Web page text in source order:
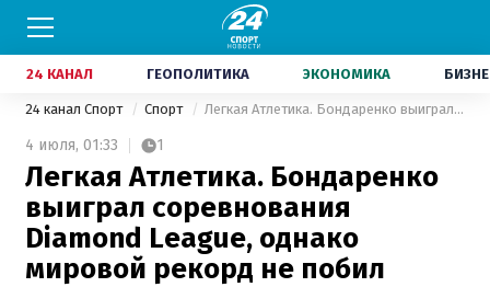
24 КАНАЛ ГЕОПОЛИТИКА ЭКОНОМИКА
24 канал Спорт Спорт Легкая Атлетика. Бондаренко выиграл соревнования Diamond League, однако мировой рекорд не побил
4 июля, 01:33 1
Легкая Атлетика. Бондаренко
выиграл соревнования
Diamond League, однако
мировой рекорд не побил